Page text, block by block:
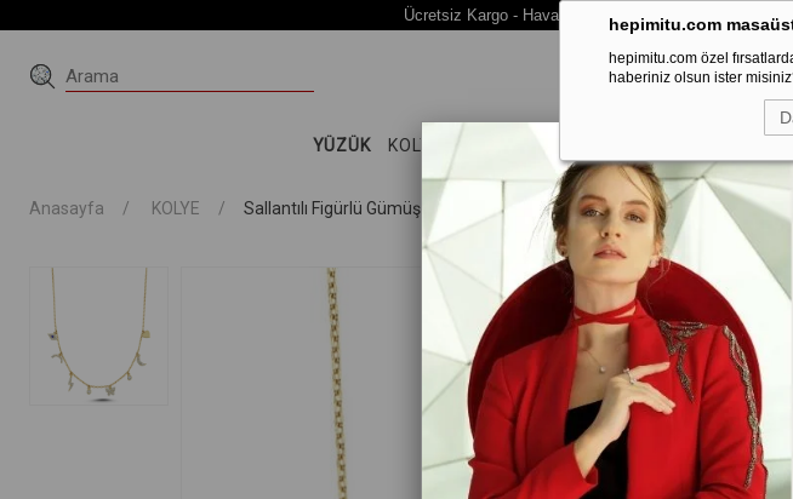
hepimitu.com
hepimitu.com özel
haberiniz olsun ister
Ücretsiz Kargo - Havale /Eft Ödemelerinde Extra %3
YÜZÜK KOLYE
Anasayfa KOLYE Sallantılı Figürlü Gümüş Kolye